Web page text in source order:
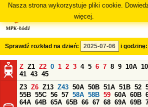
Nasza strona wykorzystuje pliki cookie.
więcej.
Sprawdź rozkład na dzień: i godzinę:
Z Z1 Z2 0 1 2 3 4 5 6 7 8 9 10A
41 43 45
Z3 Z6 Z13 Z43 50A 50B 51A 51B 52
55B 55C 56 57 58A 58B 59 60A 60B
64A 64B 65A 65B 66 67 68 69A 69B